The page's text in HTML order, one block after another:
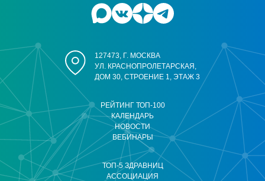
РЕЙТИНГ ТОП-100
КАЛЕНДАРЬ
НОВОСТИ
ВЕБИНАРЫ
ТОП-5 ЗДРАВНИЦ
АССОЦИАЦИЯ
127473, Г. МОСКВА
УЛ. КРАСНОПРОЛЕТАРСКАЯ,
ДОМ 30, СТРОЕНИЕ 1, ЭТАЖ 3